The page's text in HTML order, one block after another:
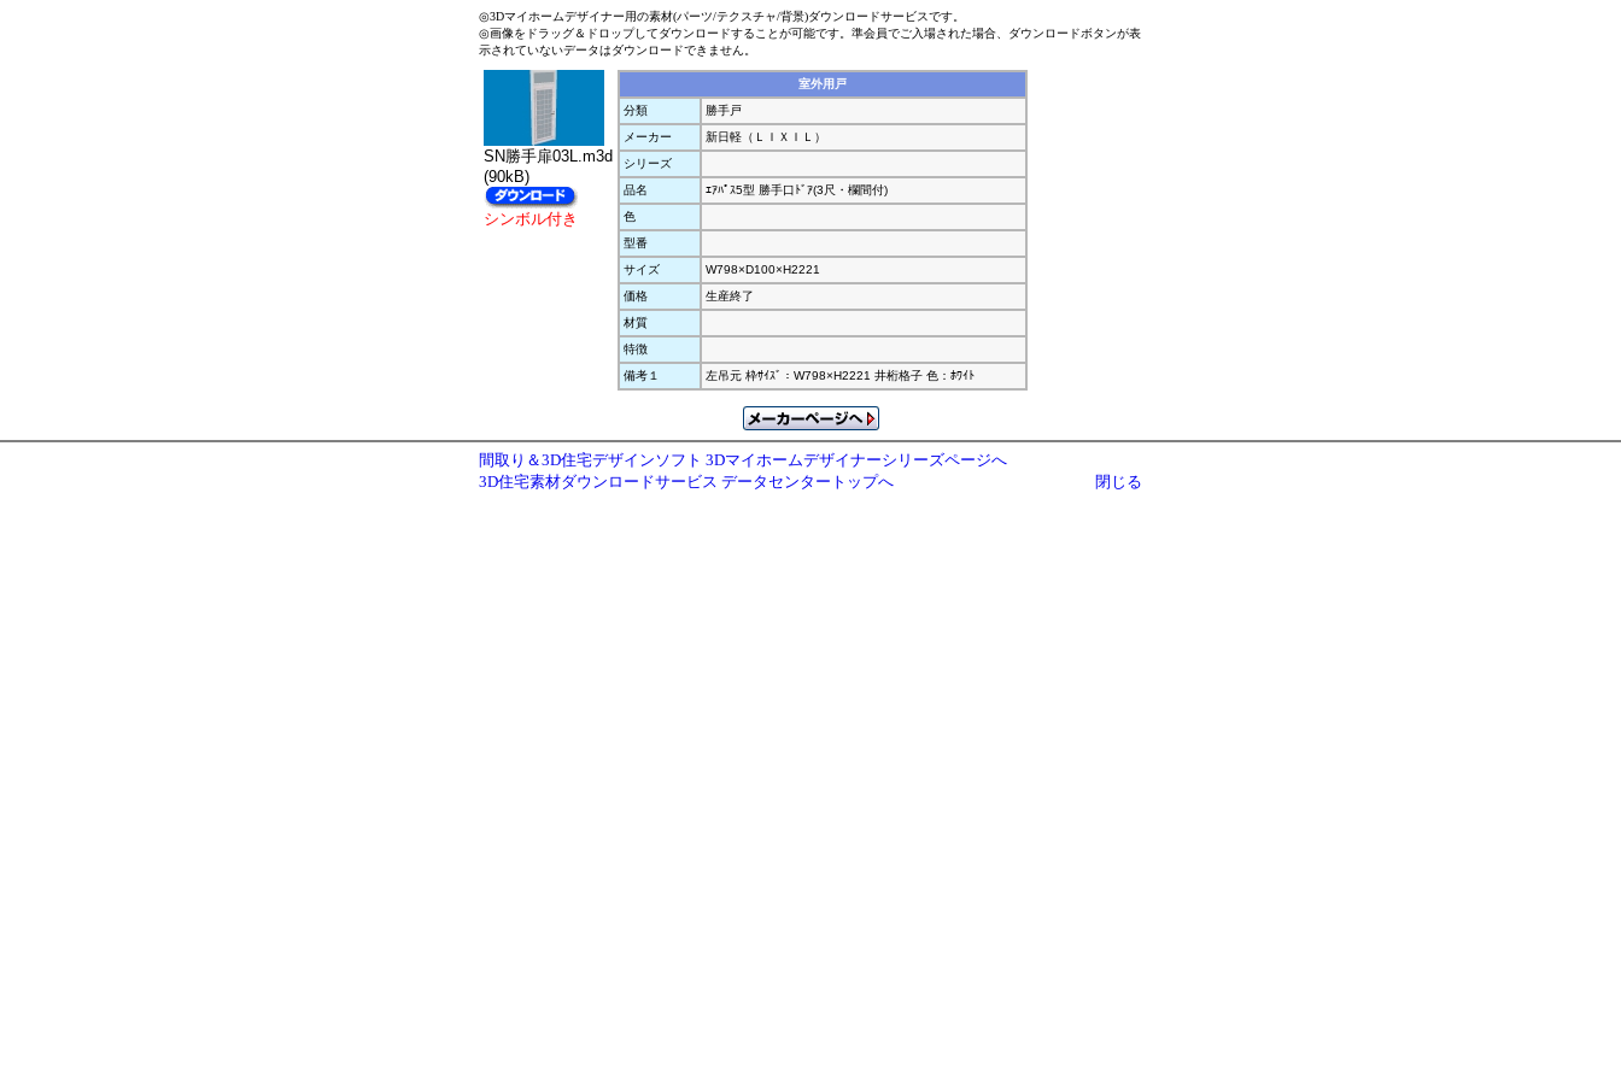
◎3Dマイホームデザイナー用の素材(パーツ/テクスチャ/背景)ダウンロードサービスです。
◎画像をドラッグ＆ドロップしてダウンロードすることが可能です。準会員でご入場された場合、ダウンロードボタンが表
示されていないデータはダウンロードできません。
SN勝手扉03L.m3d
(90kB)
シンボル付き
室外用戸
分類
勝手戸
メーカー
新日軽（ＬＩＸＩＬ）
シリーズ
品名
ｴｱﾊﾟｽ5型 勝手口ﾄﾞｱ(3尺・欄間付)
色
型番
サイズ
W798×D100×H2221
価格
生産終了
材質
特徴
備考１
左吊元 枠ｻｲｽﾞ：W798×H2221 井桁格子 色：ﾎﾜｲﾄ
間取り＆3D住宅デザインソフト 3Dマイホームデザイナーシリーズページへ
3D住宅素材ダウンロードサービス データセンタートップへ
閉じる